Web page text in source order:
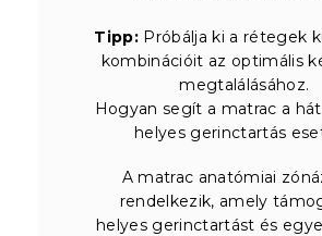
Tipp: Próbálja ki a rétegek
kombinációit az optimális
megtalálásához.
Hogyan segít a matrac a
helyes gerinctartás
A matrac anatómiai
rendelkezik, amely
helyes gerinctartást és